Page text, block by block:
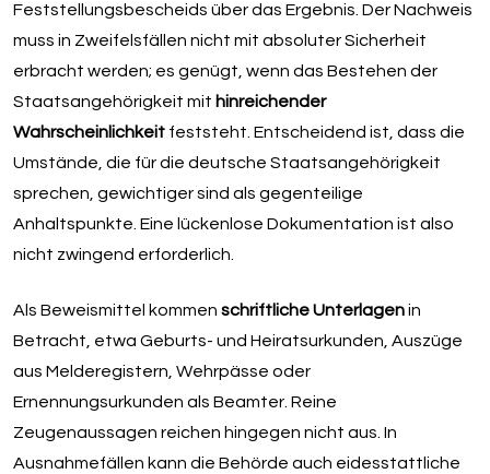
Feststellungsbescheids über das Ergebnis. Der Nachweis
muss in Zweifelsfällen nicht mit absoluter Sicherheit
erbracht werden; es genügt, wenn das Bestehen der
Staatsangehörigkeit mit hinreichender
Wahrscheinlichkeit feststeht. Entscheidend ist, dass die
Umstände, die für die deutsche Staatsangehörigkeit
sprechen, gewichtiger sind als gegenteilige
Anhaltspunkte. Eine lückenlose Dokumentation ist also
nicht zwingend erforderlich.
Als Beweismittel kommen schriftliche Unterlagenin
Betracht, etwa Geburts- und Heiratsurkunden, Auszüge
aus Melderegistern, Wehrpässe oder
Ernennungsurkunden als Beamter. Reine
Zeugenaussagen reichen hingegen nicht aus. In
Ausnahmefällen kann die Behörde auch eidesstattliche